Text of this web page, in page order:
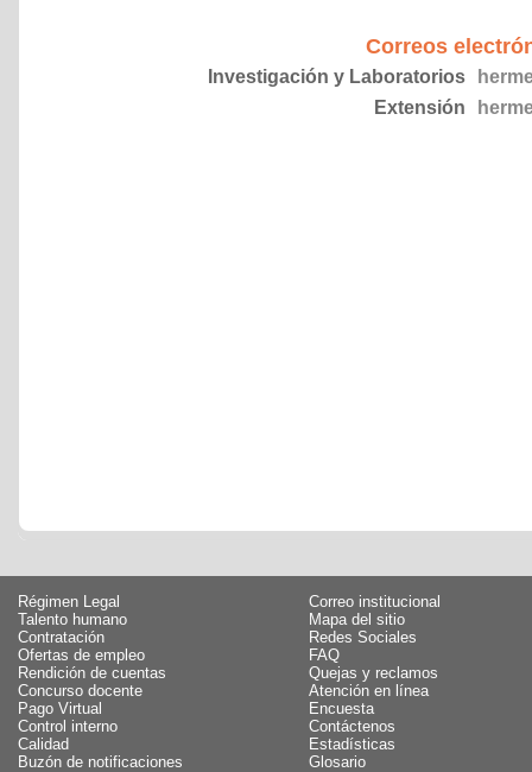
Correos
Investigación y Laboratorios
Extensión
Régimen Legal
Talento humano
Contratación
Ofertas de empleo
Rendición de cuentas
Concurso docente
Pago Virtual
Control interno
Calidad
Buzón de notificaciones
Correo institucional
Mapa del sitio
Redes Sociales
FAQ
Quejas y reclamos
Atención en línea
Encuesta
Contáctenos
Estadísticas
Glosario